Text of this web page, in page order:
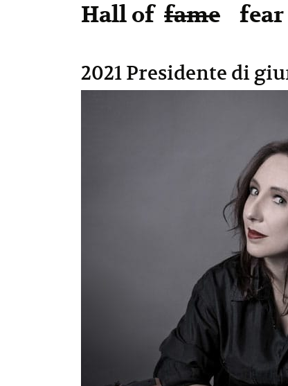
Hall of fame fear
2021 Presidente di